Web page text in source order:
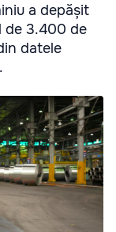
a depășit
de 3.400 de
datele